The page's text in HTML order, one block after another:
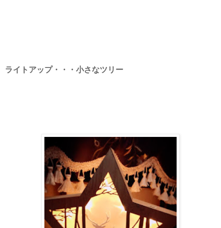
ライトアップ・・・小さなツリー